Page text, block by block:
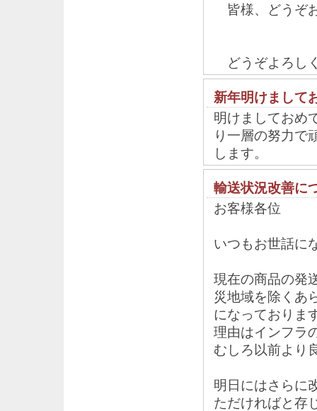
皆様、どうぞ
どうぞよろし
新年明けまして
明けましておめ
り一層の努力で
します。
輸送状況改善に
お客様各位
いつもお世話に
現在の商品の発
災地域を除くあ
になっておりま
理由はインフラ
むしろ以前より
明日にはさらに
ただければと存